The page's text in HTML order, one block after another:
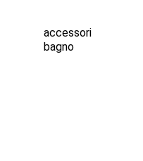
accessori
bagno